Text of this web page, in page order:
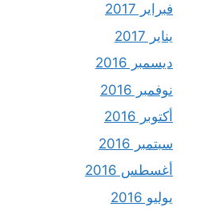
فبراير 2017
يناير 2017
ديسمبر 2016
نوفمبر 2016
أكتوبر 2016
سبتمبر 2016
أغسطس 2016
يوليو 2016